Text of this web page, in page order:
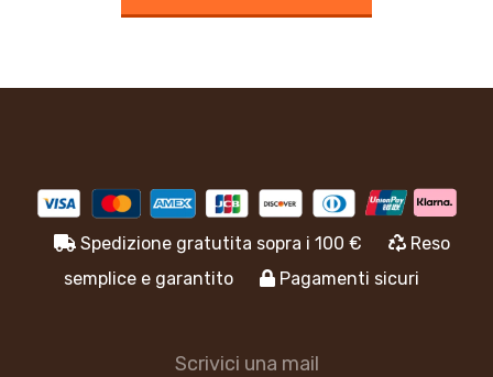
Spedizione gratutita sopra i 100 €
Reso
semplice e garantito
Pagamenti sicuri
Scrivici una mail